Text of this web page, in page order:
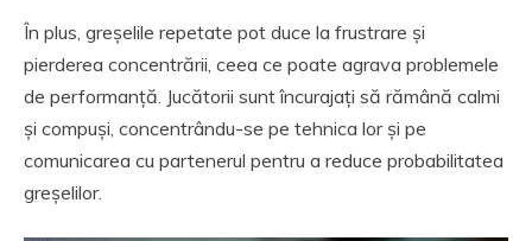
În plus, greșelile repetate pot duce la frustrare și
pierderea concentrării, ceea ce poate agrava problemele
de performanță. Jucătorii sunt încurajați să rămână calmi
și compuși, concentrându-se pe tehnica lor și pe
comunicarea cu partenerul pentru a reduce probabilitatea
greșelilor.